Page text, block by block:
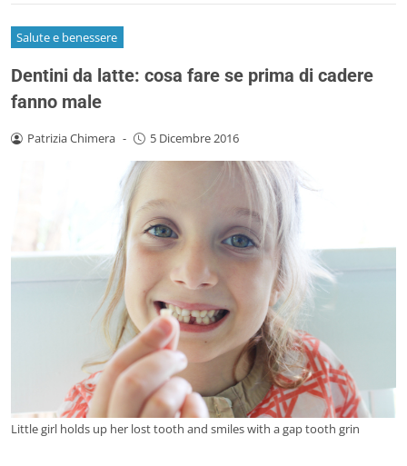
Salute e benessere
Dentini da latte: cosa fare se prima di cadere
fanno male
Patrizia Chimera - 5 Dicembre 2016
Little girl holds up her lost tooth and smiles with a gap tooth grin